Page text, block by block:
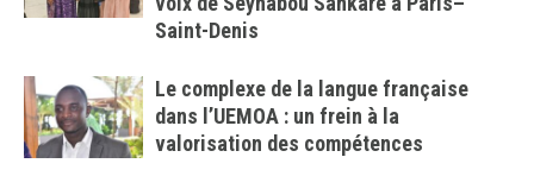
Saint-Denis
Le complexe de la langue française
dans l’UEMOA : un frein à la
valorisation des compétences